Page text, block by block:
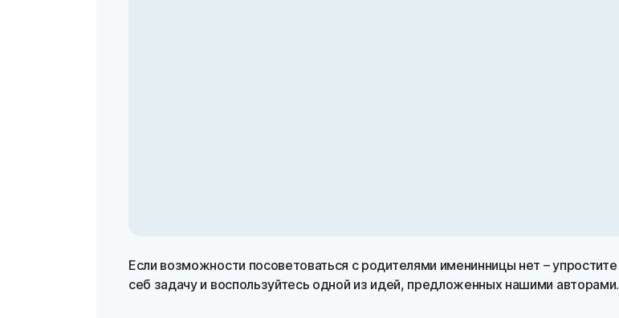
Если возможности посоветоваться с родителями именинницы нет – упростите
себ задачу и воспользуйтесь одной из идей, предложенных нашими авторами.